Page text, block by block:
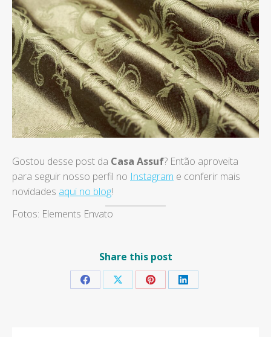
Gostou desse post da Casa Assuf? Então aproveita
para seguir nosso perfil no Instagram e conferir mais
novidades aqui no blog!
Fotos: Elements Envato
Share this post
Share Share Share Share